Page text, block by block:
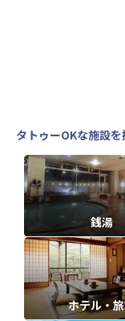
タトゥーOKな施設を
銭湯
ホテル・